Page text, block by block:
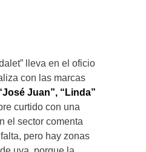
lleva en el oficio
con las marcas
Juan”, “Linda”
curtido con una
el sector comenta
pero hay zonas